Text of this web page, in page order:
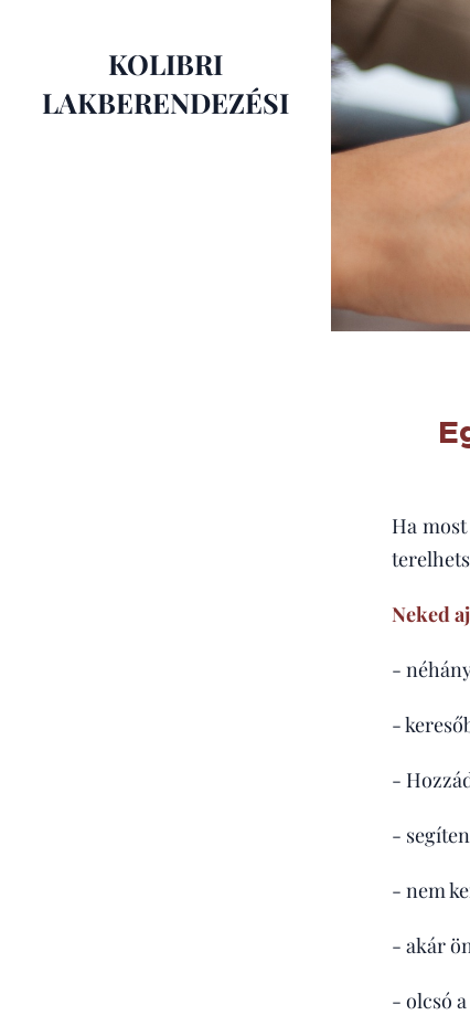
KOLIBRI
LAKBERENDEZÉSI
Ha
Neked
-
-
-
-
- nem
- akár
- olcsó